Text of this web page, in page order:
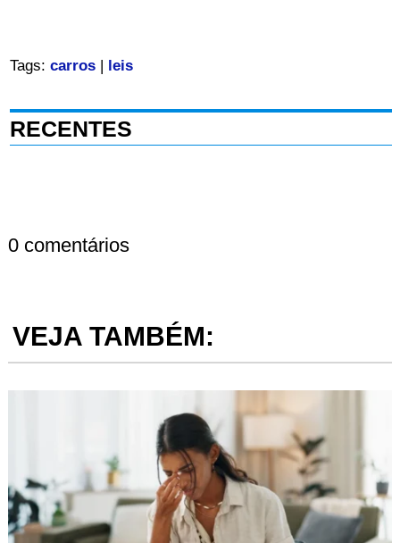
Tags: carros| leis
RECENTES
0 comentários
VEJA TAMBÉM: